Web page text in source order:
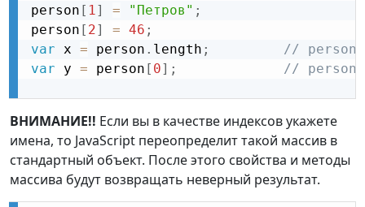
person [ 1] = "Петров" ;
person [ 2] = 46 ;
var x = person . length ;
//
var y = person [ 0] ; //
ВНИМАНИЕ!! Если вы в качестве индексов укажете
имена, то JavaScript переопределит такой массив в
стандартный объект. После этого свойства и методы
массива будут возвращать неверный результат.